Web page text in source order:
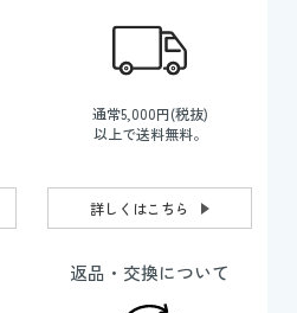
通常5,000円(税抜)
以上で送料無料。
詳しくはこちら
返品・交換について